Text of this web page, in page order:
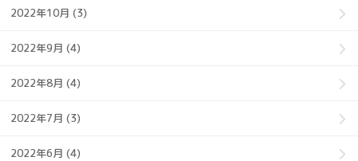
2022年10月 (3)
2022年9月 (4)
2022年8月 (4)
2022年7月 (3)
2022年6月 (4)